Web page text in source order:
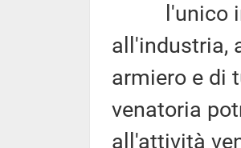
l'unico
all'industria,
armiero e di
venatoria
all'attività